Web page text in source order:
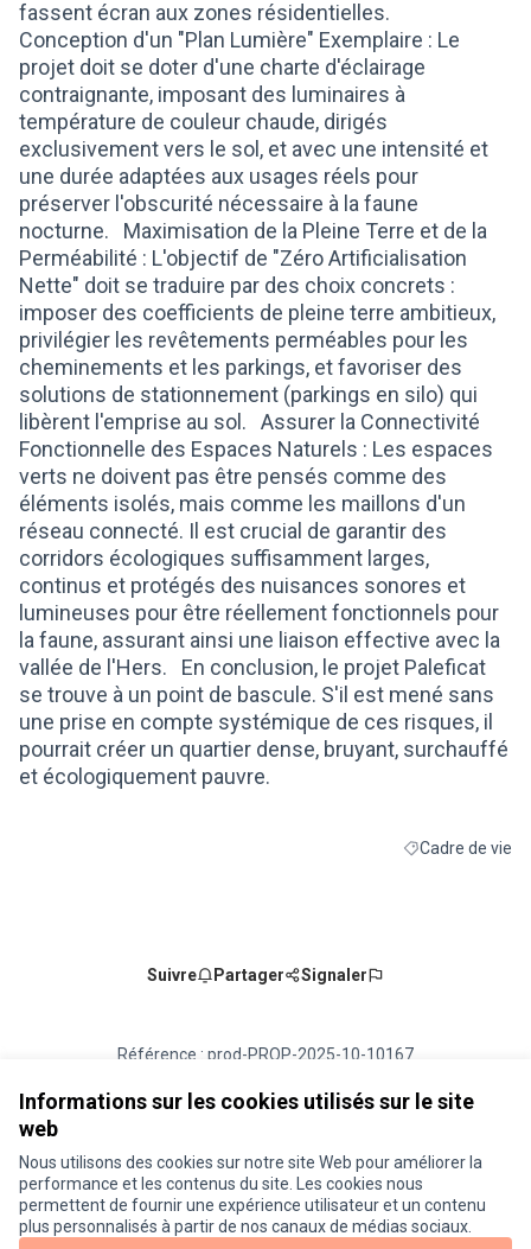
Informations sur les cookies utilisés sur le site
web
Nous utilisons des cookies sur notre site Web pour améliorer la
performance et les contenus du site. Les cookies nous
permettent de fournir une expérience utilisateur et un contenu
plus personnalisés à partir de nos canaux de médias sociaux.
fassent écran aux zones résidentielles.
Conception d'un "Plan Lumière" Exemplaire : Le
projet doit se doter d'une charte d'éclairage
contraignante, imposant des luminaires à
température de couleur chaude, dirigés
exclusivement vers le sol, et avec une intensité et
une durée adaptées aux usages réels pour
préserver l'obscurité nécessaire à la faune
nocturne. Maximisation de la Pleine Terre et de la
Perméabilité : L'objectif de "Zéro Artificialisation
Nette" doit se traduire par des choix concrets :
imposer des coefficients de pleine terre ambitieux,
privilégier les revêtements perméables pour les
cheminements et les parkings, et favoriser des
solutions de stationnement (parkings en silo) qui
libèrent l'emprise au sol. Assurer la Connectivité
Fonctionnelle des Espaces Naturels : Les espaces
verts ne doivent pas être pensés comme des
éléments isolés, mais comme les maillons d'un
réseau connecté. Il est crucial de garantir des
corridors écologiques suffisamment larges,
continus et protégés des nuisances sonores et
lumineuses pour être réellement fonctionnels pour
la faune, assurant ainsi une liaison effective avec la
vallée de l'Hers. En conclusion, le projet Paleficat
se trouve à un point de bascule. S'il est mené sans
une prise en compte systémique de ces risques, il
pourrait créer un quartier dense, bruyant, surchauffé
et écologiquement pauvre.
Filtrer les
Cadre de vie
Suivre Partager Signaler
Référence : prod-PROP-2025-10-10167
Vérifiez l'empreinte numérique
Conditions d'utilisation
Paramètres des cookies
Je participe ! sur X
Je participe ! sur Facebook
Je participe ! sur Instagram